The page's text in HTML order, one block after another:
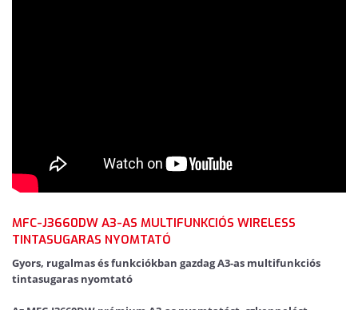
MFC-J3660DW A3-AS MULTIFUNKCIÓS WIRELESS
TINTASUGARAS NYOMTATÓ
Gyors, rugalmas és funkciókban gazdag A3-as multifunkciós
tintasugaras nyomtató